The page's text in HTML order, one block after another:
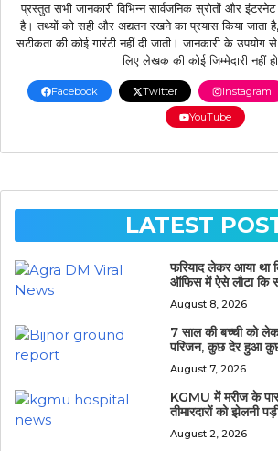
प्रस्तुत सभी जानकारी विभिन्न सार्वजनिक स्रोतों और
है। तथ्यों को सही और अद्यतन रखने का प्रयास किया जाता
सटीकता की कोई गारंटी नहीं दी जाती। जानकारी के उपयोग
लिए लेखक की कोई जिम्मेदारी नहीं
Facebook Twitter Instagram
YouTube
LATEST
फरियाद लेकर आया था
ऑफिस में ऐसे लौटा कि
August 8, 2026
7 साल की बच्ची को
परिजन, कुछ देर हुआ
August 7, 2026
KGMU में मरीज के
तीमारदारों को झेलनी
August 2, 2026